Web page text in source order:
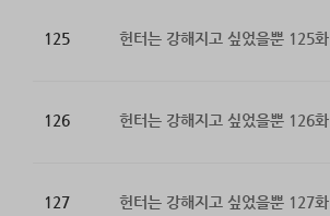
125 헌터는 강해지고 싶었을뿐 125화
126 헌터는 강해지고 싶었을뿐 126화
127 헌터는 강해지고 싶었을뿐 127화